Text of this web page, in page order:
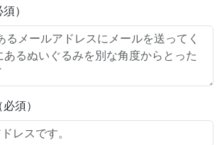
）
須）